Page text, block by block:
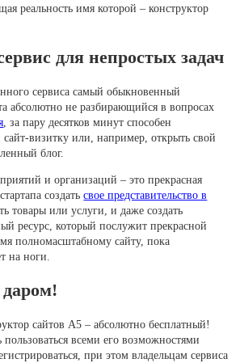
реальность имя которой – конструктор
для непростых задач
сервиса самый обыкновенный
абсолютно не разбирающийся в вопросах
, за пару десятков минут способен
визитку или, например, открыть свой
блог.
и организаций – это прекрасная
создатьсвое представительство в
товары или услуги, и даже создать
ресурс, который послужит прекрасной
полномасштабному сайту, пока
на ноги.
сайтов A5 – абсолютно бесплатный!
пользоваться всеми его возможностями
при этом владельцам сервиса